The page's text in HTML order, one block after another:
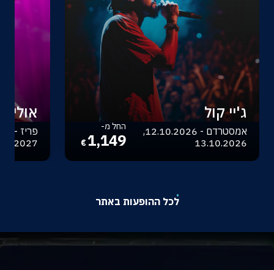
ג'יי קול
אמסטרדם - 12.10.2026,
13.10.2026
החל מ-
1,149
€
לכל ההופעות באתר